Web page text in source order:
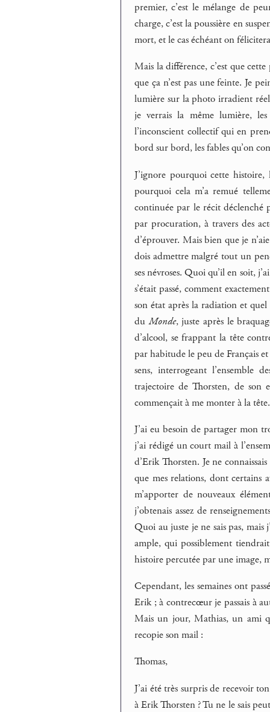
premier, c’est le mélange de
charge, c’est la poussière en
mort, et le cas échéant on
Mais la différence, c’est que
que ça n’est pas une feinte. Je
lumière sur la photo irradient
je verrais la même lumière, les
l’inconscient collectif qui en
bord sur bord, les fables qu’on
J’ignore pourquoi cette
pourquoi cela m’a remué
continuée par le récit déclenché
par procuration, à travers des
d’éprouver. Mais bien que je
dois admettre malgré tout un
ses névroses. Quoi qu’il en soit,
s’était passé, comment
son état après la radiation et
duMonde, juste après le
d’alcool, se frappant la tête
par habitude le peu de Français
sens, interrogeant l’ensemble
trajectoire de Thorsten, de son
commençait à me monter à la tête.
J’ai eu besoin de partager mon
j’ai rédigé un court mail à
d’Erik Thorsten. Je ne
que mes relations, dont certains
m’apporter de nouveaux
j’obtenais assez de
Quoi au juste je ne sais pas,
ample, qui possiblement tiendrait
histoire percutée par une image,
Cependant, les semaines ont
Erik ; à contrecœur je passais à
Mais un jour, Mathias, un ami
recopie son mail :
Thomas,
J’ai été très surpris de recevoir
à Erik Thorsten ? Tu ne le sais